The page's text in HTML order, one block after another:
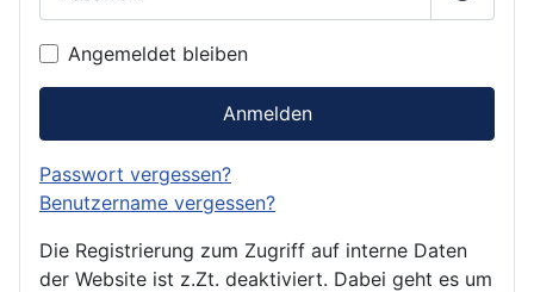
Angemeldet bleiben
Anmelden
Passwort vergessen?
Benutzername vergessen?
Die Registrierung zum Zugriff auf interne Daten
der Website ist z.Zt. deaktiviert. Dabei geht es um